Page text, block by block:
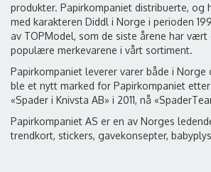
produkter. Papirkompaniet distribuerte, og
med karakteren Diddl i Norge i perioden
av TOPModel, som de siste årene har vært
populære merkevarene i vårt sortiment.
Papirkompaniet leverer varer både i Norge
ble et nytt marked for Papirkompaniet
«Spader i Knivsta AB» i 2011, nå
Papirkompaniet AS er en av Norges
trendkort, stickers, gavekonsepter,